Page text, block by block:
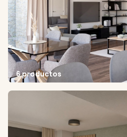
6 productos